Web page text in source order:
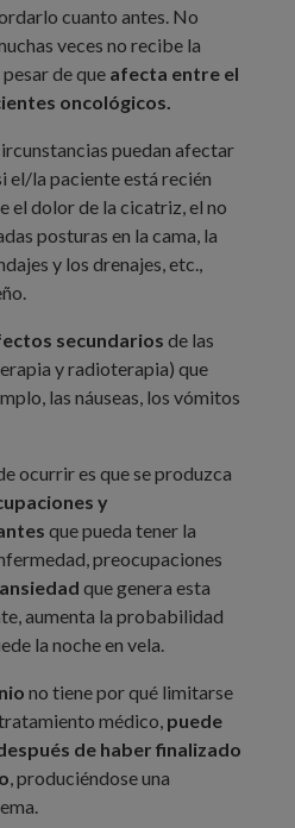
cuanto antes. No
veces no recibe la
de que afecta entre el
oncológicos.
puedan afectar
el/la paciente está recién
el dolor de la cicatriz, el no
posturas en la cama, la
y los drenajes, etc.,
secundarios de las
y radioterapia) que
las náuseas, los vómitos
ocurrir es que se produzca
y
que pueda tener la
preocupaciones
ansiedad que genera esta
aumenta la probabilidad
la noche en vela.
no tiene por qué limitarse
médico, puede
de haber finalizado
, produciéndose una